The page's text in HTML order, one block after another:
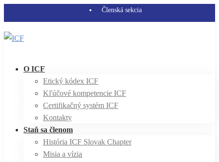
Členská sekcia
O ICF
Etický kódex ICF
Kľúčové kompetencie ICF
Certifikačný systém ICF
Kontakty
Staň sa členom
História ICF Slovak Chapter
Misia a vízia